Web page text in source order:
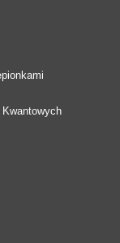
Kwantowych